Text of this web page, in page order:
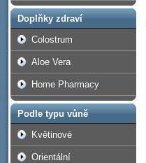
Doplňky zdraví
Colostrum
Aloe Vera
Home Pharmacy
Podle typu vůně
Květinové
Orientální